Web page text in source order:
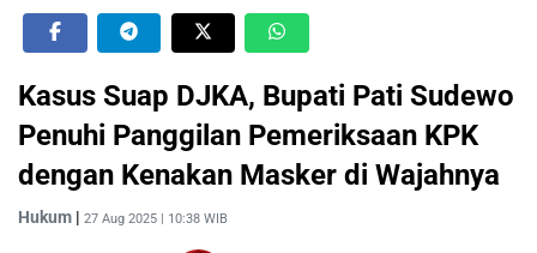
Kasus Suap DJKA, Bupati Pati Sudewo
Penuhi Panggilan Pemeriksaan KPK
dengan Kenakan Masker di Wajahnya
Hukum | 27 Aug 2025 | 10:38 WIB